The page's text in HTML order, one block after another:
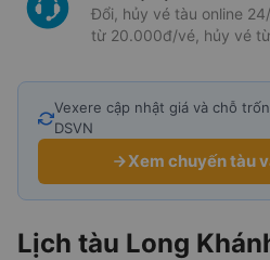
Đổi, hủy vé tàu online
từ 20.000đ/vé, hủy vé từ
Vexere cập nhật giá và chỗ
DSVN
Xem chuyến tàu
Lịch tàu Long